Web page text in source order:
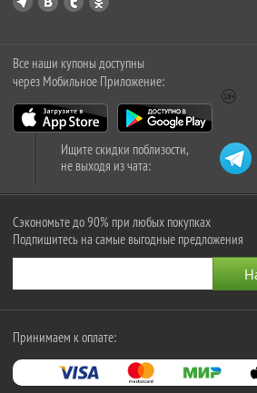
Все наши купоны доступны
через Мобильное Приложение:
Ищите скидки поблизости,
не выходя из чата:
Сэкономьте до 90% при любых покупках
Подпишитесь на самые выгодные предложения
Принимаем к оплате: